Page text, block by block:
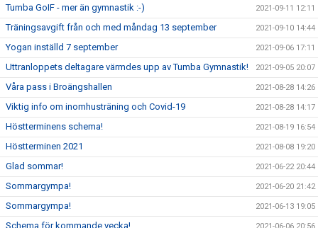
Tumba GoIF - mer än gymnastik :-) 2021-09-11 12:11
Träningsavgift från och med måndag 13 september 2021-09-10 14:44
Yogan inställd 7 september 2021-09-06 17:11
Uttranloppets deltagare värmdes upp av Tumba Gymnastik! 2021-09-05 20:07
Våra pass i Broängshallen 2021-08-28 14:26
Viktig info om inomhusträning och Covid-19 2021-08-28 14:17
Höstterminens schema! 2021-08-19 16:54
Höstterminen 2021 2021-08-08 19:20
Glad sommar! 2021-06-22 20:44
Sommargympa! 2021-06-20 21:42
Sommargympa! 2021-06-13 19:05
Schema för kommande vecka!